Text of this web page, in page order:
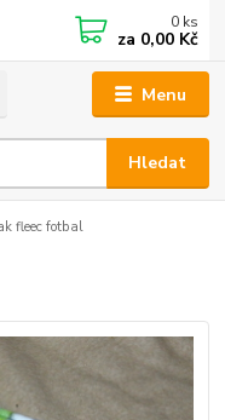
Menu
Hledat
0 ks
za 0,00 Kč
fleec fotbal